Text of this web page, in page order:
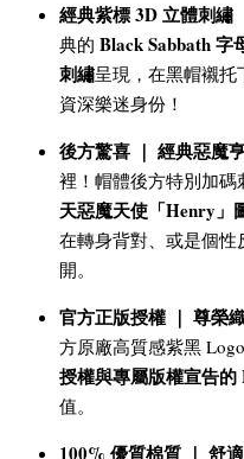
經典紫標 3D 立體刺繡
典的 Black Sabbath 字
刺繡呈現，在黑帽襯
資深樂迷身份！
後方驚喜 ｜ 經典惡魔
裡！帽體後方特別加碼
天惡魔天使「Henry」
在轉身背對、或是個
開。
官方正版授權 ｜ 尊榮
方原廠高質感紫黑
授權與專屬版權宣告的
值。
100% 優質棉質 ｜ 舒